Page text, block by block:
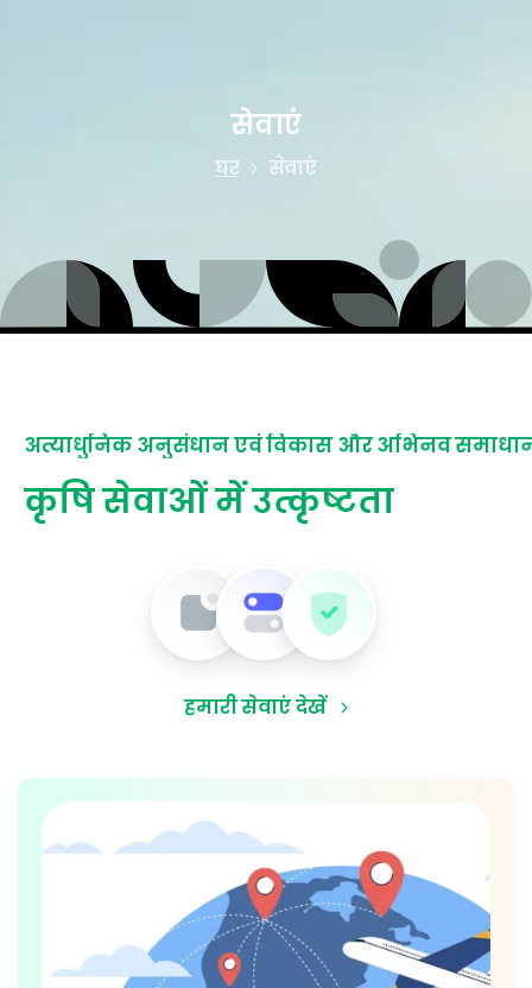
सेवाएं
घर सेवाएं
अत्याधुनिक अनुसंधान एवं विकास और अभिनव
कृषिसेवाओंमेंउत्कृष्टता
हमारी सेवाएं देखें